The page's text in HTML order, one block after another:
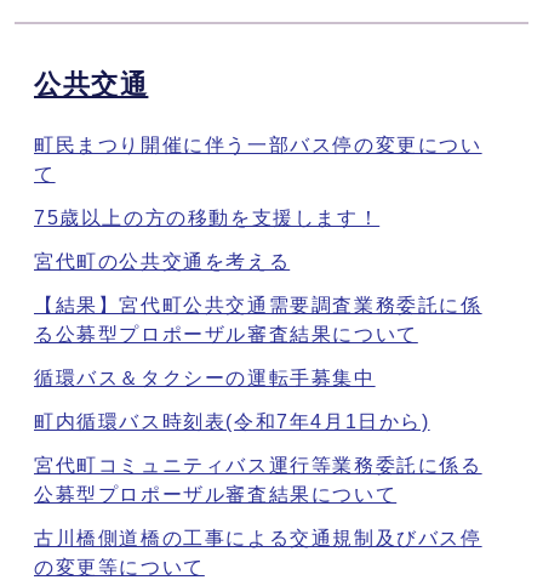
公共交通
町民まつり開催に伴う一部バス停の変更につい
て
75歳以上の方の移動を支援します！
宮代町の公共交通を考える
【結果】宮代町公共交通需要調査業務委託に係
る公募型プロポーザル審査結果について
循環バス＆タクシーの運転手募集中
町内循環バス時刻表(令和7年4月1日から)
宮代町コミュニティバス運行等業務委託に係る
公募型プロポーザル審査結果について
古川橋側道橋の工事による交通規制及びバス停
の変更等について